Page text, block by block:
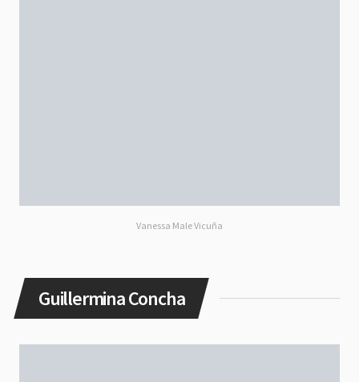
Vanessa Male Vicuña
Guillermina Concha